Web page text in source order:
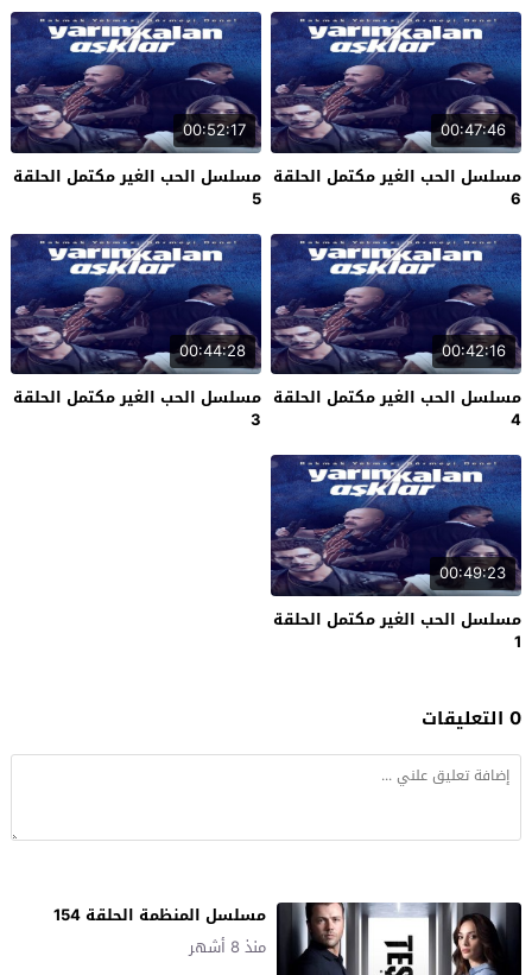
00:47:46
مسلسل الحب الغير مكتمل الحلقة
6
00:52:17
مسلسل الحب الغير مكتمل الحلقة
5
00:42:16
مسلسل الحب الغير مكتمل الحلقة
4
00:44:28
مسلسل الحب الغير مكتمل الحلقة
3
00:49:23
مسلسل الحب الغير مكتمل الحلقة
1
0 التعليقات
مسلسل المنظمة الحلقة 154
منذ 8 أشهر